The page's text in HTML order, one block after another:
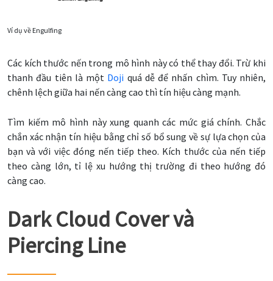
Ví dụ về Engulfing
Các kích thước nến trong mô hình này có thể thay đổi. Trừ khi
thanh đầu tiên là một Doji quá dễ để nhấn chìm. Tuy nhiên,
chênh lệch giữa hai nến càng cao thì tín hiệu càng mạnh.
Tìm kiếm mô hình này xung quanh các mức giá chính. Chắc
chắn xác nhận tín hiệu bằng chỉ số bổ sung về sự lựa chọn của
bạn và với việc đóng nến tiếp theo. Kích thước của nến tiếp
theo càng lớn, tỉ lệ xu hướng thị trường đi theo hướng đó
càng cao.
Dark Cloud Cover và
Piercing Line